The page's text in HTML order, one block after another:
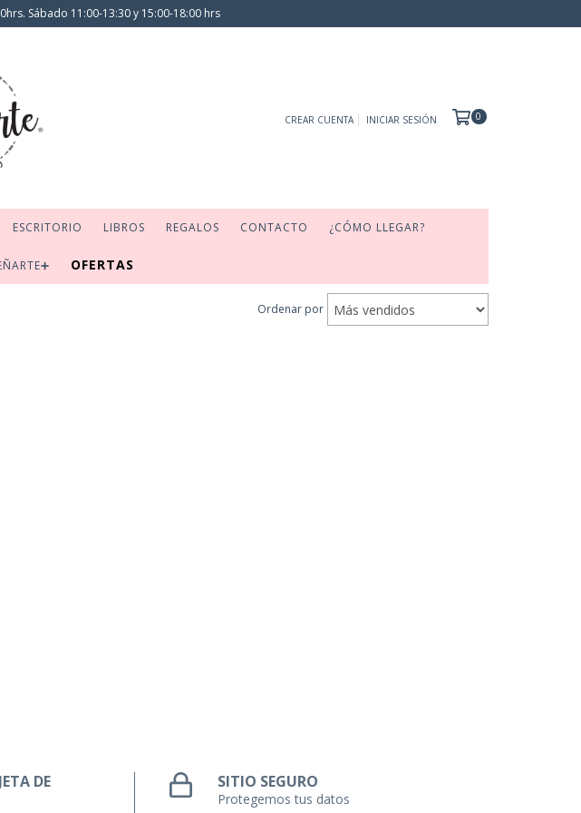
Sábado 11:00-13:30 y 15:00-18:00 hrs
CREAR CUENTA INICIAR SESIÓN 0
ESCRITORIO LIBROS REGALOS CONTACTO ¿CÓMO LLEGAR?
OFERTAS
Ordenar por
DE
SITIO SEGURO
Protegemos tus datos